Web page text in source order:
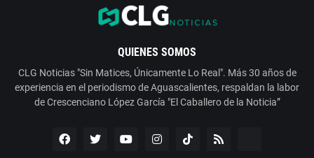
QUIENES SOMOS
CLG Noticias "Sin Matices, Únicamente Lo Real". Más 30 años de
experiencia en el periodismo de Aguascalientes, respaldan la labor
de Crescenciano López García "El Caballero de la Noticia”